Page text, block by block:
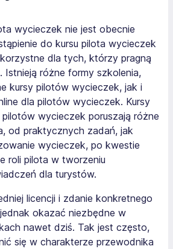
wycieczek nie jest obecnie
do kursu pilota wycieczek
dla tych, którzy pragną
różne formy szkolenia,
kursy pilotów wycieczek, jak i
dla pilotów wycieczek. Kursy
wycieczek poruszają różne
od praktycznych zadań, jak
wycieczek, po kwestie
roli pilota w tworzeniu
dla turystów.
licencji i zdanie konkretnego
okazać niezbędne w
nawet dziś. Tak jest często,
się w charakterze przewodnika